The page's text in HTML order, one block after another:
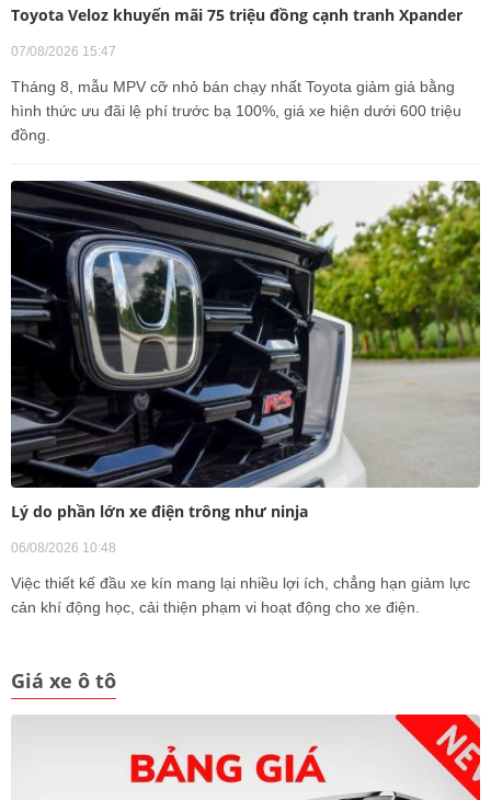
Toyota Veloz khuyến mãi 75 triệu đồng cạnh tranh Xpander
07/08/2026 15:47
Tháng 8, mẫu MPV cỡ nhỏ bán chạy nhất Toyota giảm giá bằng
hình thức ưu đãi lệ phí trước bạ 100%, giá xe hiện dưới 600 triệu
đồng.
Lý do phần lớn xe điện trông như ninja
06/08/2026 10:48
Việc thiết kế đầu xe kín mang lại nhiều lợi ích, chẳng hạn giảm lực
cản khí động học, cải thiện phạm vi hoạt động cho xe điện.
Giá xe ô tô